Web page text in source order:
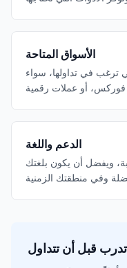
الأسواق المتاحة
ترغب في تداولها، سواء
الدعم واللغة
ويفضل أن يكون بلغتك
تدرب قبل أن تتداول